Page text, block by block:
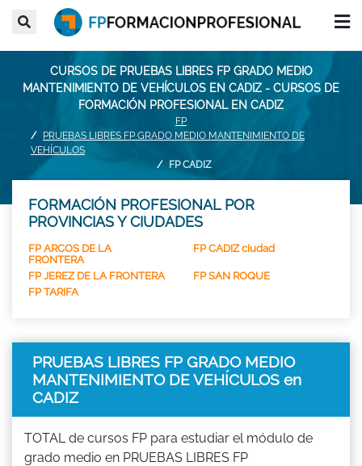
CURSOS DE PRUEBAS LIBRES FP GRADO MEDIO
MANTENIMIENTO DE VEHÍCULOS EN CADIZ - CURSOS DE
FORMACIÓN PROFESIONAL EN CADIZ
FP
PRUEBAS LIBRES FP GRADO MEDIO MANTENIMIENTO DE
VEHÍCULOS
FP CADIZ
FORMACIÓN PROFESIONAL POR
PROVINCIAS Y CIUDADES
FP ARCOS DE LA
FRONTERA
FP CADIZ ciudad
FP JEREZ DE LA FRONTERA
FP SAN ROQUE
FP TARIFA
PRUEBAS LIBRES FP GRADO MEDIO
MANTENIMIENTO DE VEHÍCULOS en
CADIZ
TOTAL de cursos FP para estudiar el módulo de
grado medio en PRUEBAS LIBRES FP